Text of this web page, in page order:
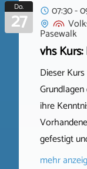
Do.
27
07:30 -
Pasewalk
vhs
Dieser
ihre
gefestigt
mehr